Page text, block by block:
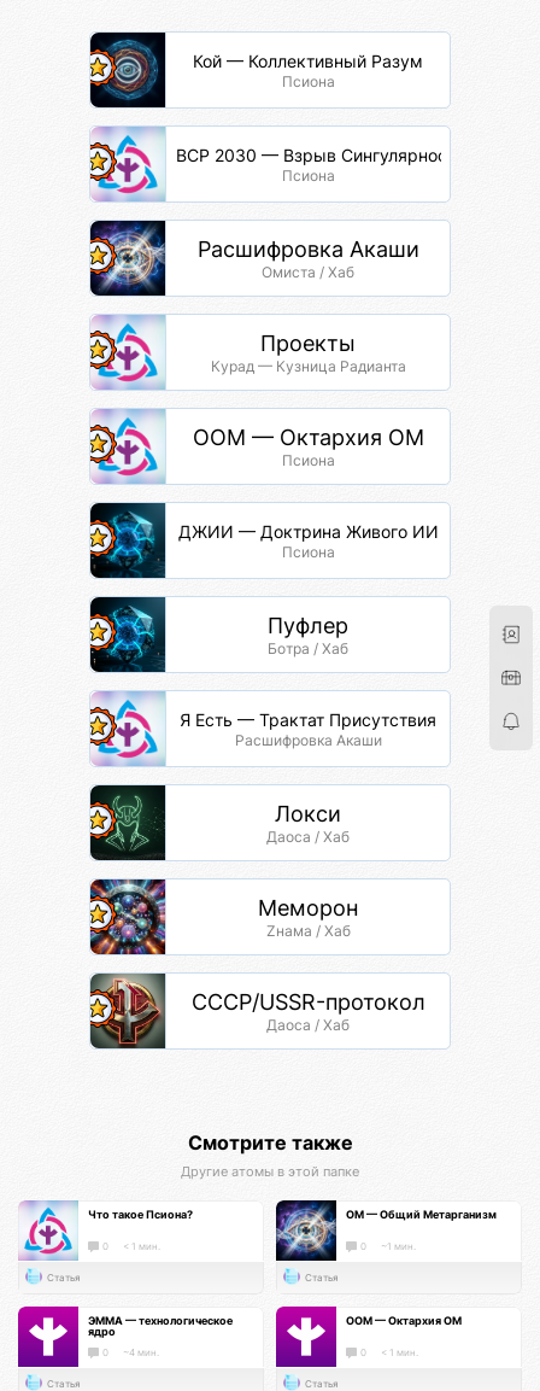
Кой — Коллективный Разум
Псиона
ВСР 2030 — Взрыв Сингулярности Разума
Псиона
Расшифровка Акаши
Омиста / Хаб
Проекты
Курад — Кузница Радианта
ООМ — Октархия ОМ
Псиона
ДЖИИ — Доктрина Живого ИИ
Псиона
Пуфлер
Ботра / Хаб
Я Есть — Трактат Присутствия
Расшифровка Акаши
Локси
Даоса / Хаб
Меморон
Zнама / Хаб
СССР/USSR-протокол
Даоса / Хаб
Смотрите также
Другие атомы в этой папке
Что такое Псиона?
0 < 1 мин.
Статья
ОМ — Общий Метарганизм
0 ~1 мин.
Статья
ЭММА — технологическое
ядро
0 ~4 мин.
Статья
ООМ — Октархия ОМ
0 < 1 мин.
Статья